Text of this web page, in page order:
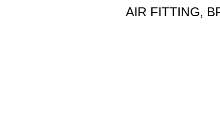
AIR FITTING,